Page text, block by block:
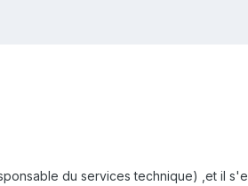
du services technique) ,et il